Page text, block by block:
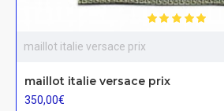
maillot italie versace prix
maillot italie versace prix
350,00€